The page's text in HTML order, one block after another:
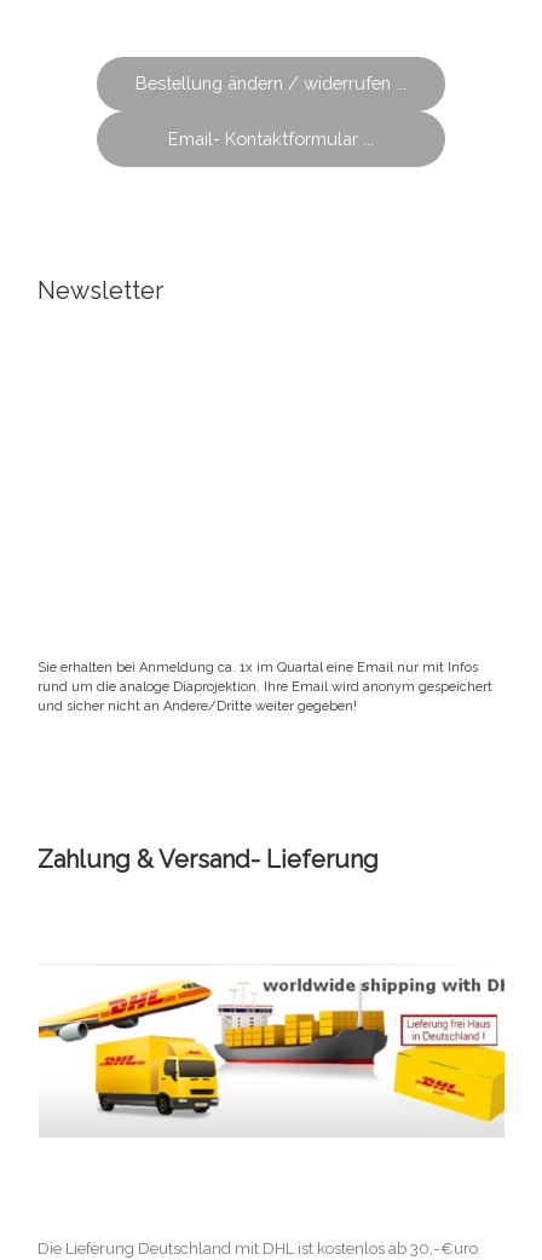
Bestellung ändern / widerrufen ...
Email- Kontaktformular ...
Newsletter
Sie erhalten bei Anmeldung ca. 1x im Quartal eine Email nur mit Infos
rund um die analoge Diaprojektion. Ihre Email wird anonym gespeichert
und sicher nicht an Andere/Dritte weiter gegeben!
Zahlung & Versand- Lieferung
Die Lieferung Deutschland mit DHL ist kostenlos ab 30,-€uro